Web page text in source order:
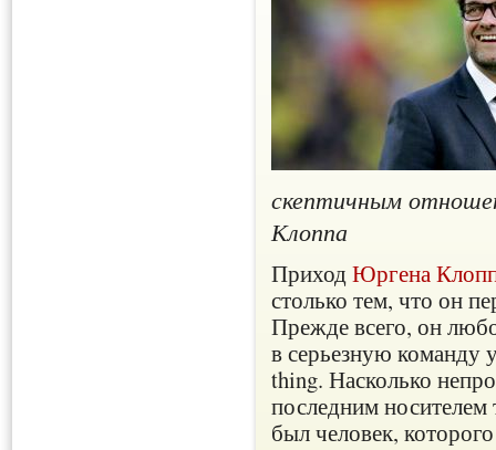
скептичным
Клоппа
ПриходЮргена
столько тем, что он
Прежде всего, он
в серьезную команду
thing. Насколько
последним носителем
был человек,